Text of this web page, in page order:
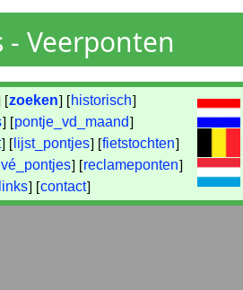
- Veerponten
[zoeken] [ historisch]
] [pontje_vd_maand]
] [ lijst_pontjes] [fietstochten]
] [reclameponten]
links] [contact]